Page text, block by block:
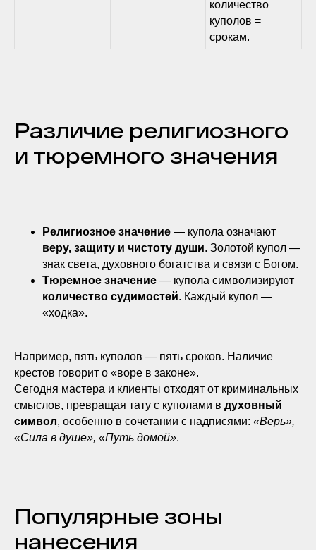
количество
куполов =
срокам.
Различие религиозного
и тюремного значения
Религиозное значение — купола означают
веру, защиту и чистоту души. Золотой купол —
знак света, духовного богатства и связи с Богом.
Тюремное значение — купола символизируют
количество судимостей. Каждый купол —
«ходка».
Например, пять куполов — пять сроков. Наличие
крестов говорит о «воре в законе».
Сегодня мастера и клиенты отходят от криминальных
смыслов, превращая тату с куполами в духовный
символ, особенно в сочетании с надписями: «Верь»,
«Сила в душе», «Путь домой».
Популярные зоны
нанесения